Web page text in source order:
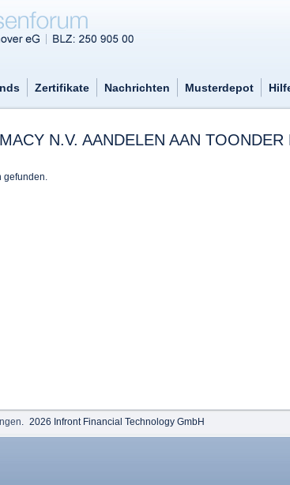
Zertifikate Nachrichten Musterdepot
N.V. AANDELEN AAN TOONDER
gefunden.
. 2026 Infront Financial Technology GmbH